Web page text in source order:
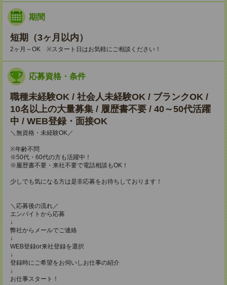
期間
短期（3ヶ月以内）
2ヶ月～OK ※スタート日はお気軽にご相談ください！
応募資格・条件
職種未経験OK / 社会人未経験OK / ブランクOK /
10名以上の大量募集 / 履歴書不要 / 40～50代活躍
中 / WEB登録・面接OK
＼無資格・未経験OK／
※年齢不問
※50代・60代の方も活躍中！
※履歴書不要・来社不要で電話相談もOK！
少しでも気になる方は是非応募をお待ちしております！
＼応募後の流れ／
エンバイトから応募
↓
弊社からメールでご連絡
↓
WEB登録or来社登録を選択
↓
登録時にご希望をお伺いしお仕事の紹介
↓
お仕事スタート！